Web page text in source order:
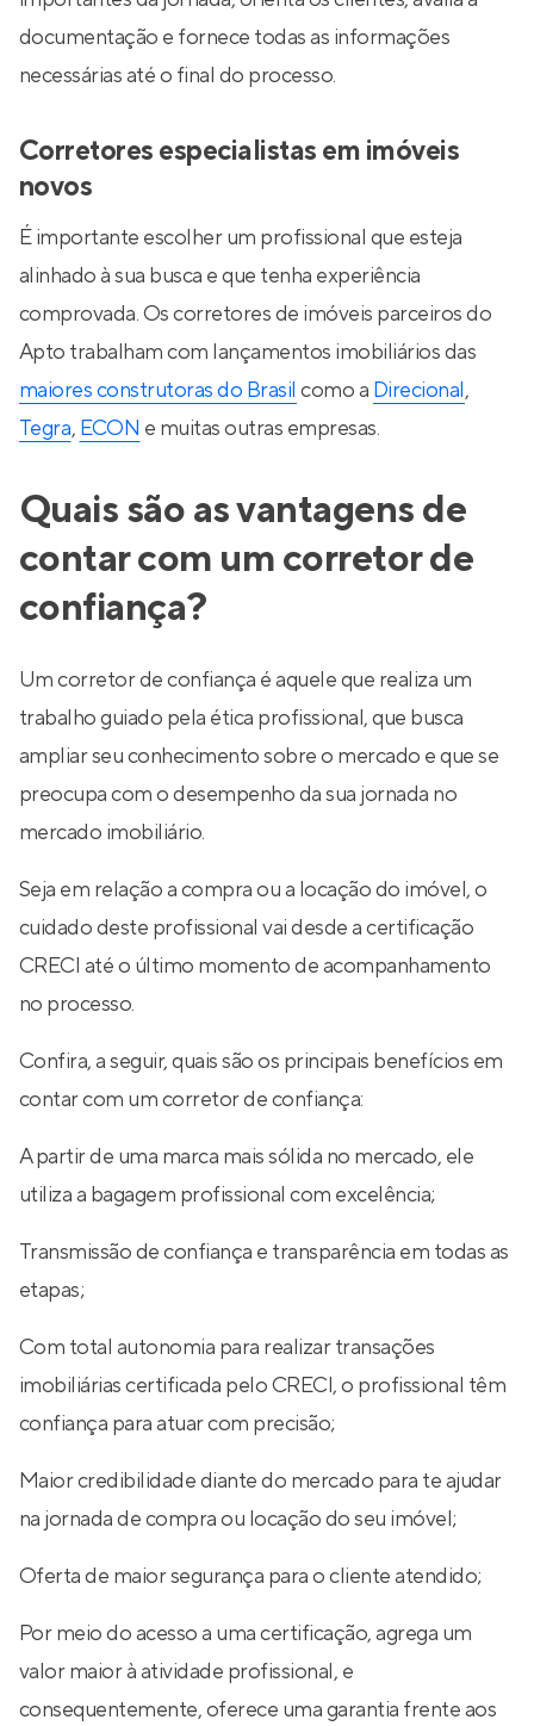
documentação e fornece todas as informações
necessárias até o final do processo.
Corretores especialistas em imóveis
novos
É importante escolher um profissional que esteja
alinhado à sua busca e que tenha experiência
comprovada. Os corretores de imóveis parceiros do
Apto trabalham com lançamentos imobiliários das
maiores construtoras do Brasil como a Direcional,
Tegra, ECON e muitas outras empresas.
Quais são as vantagens de
contar com um corretor de
confiança?
Um corretor de confiança é aquele que realiza um
trabalho guiado pela ética profissional, que busca
ampliar seu conhecimento sobre o mercado e que se
preocupa com o desempenho da sua jornada no
mercado imobiliário.
Seja em relação a compra ou a locação do imóvel, o
cuidado deste profissional vai desde a certificação
CRECI até o último momento de acompanhamento
no processo.
Confira, a seguir, quais são os principais benefícios em
contar com um corretor de confiança:
A partir de uma marca mais sólida no mercado, ele
utiliza a bagagem profissional com excelência;
Transmissão de confiança e transparência em todas as
etapas;
Com total autonomia para realizar transações
imobiliárias certificada pelo CRECI, o profissional têm
confiança para atuar com precisão;
Maior credibilidade diante do mercado para te ajudar
na jornada de compra ou locação do seu imóvel;
Oferta de maior segurança para o cliente atendido;
Por meio do acesso a uma certificação, agrega um
valor maior à atividade profissional, e
consequentemente, oferece uma garantia frente aos